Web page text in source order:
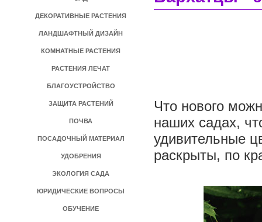
ДЕКОРАТИВНЫЕ РАСТЕНИЯ
ЛАНДШАФТНЫЙ ДИЗАЙН
КОМНАТНЫЕ РАСТЕНИЯ
РАСТЕНИЯ ЛЕЧАТ
БЛАГОУСТРОЙСТВО
ЗАЩИТА РАСТЕНИЙ
ПОЧВА
ПОСАДОЧНЫЙ МАТЕРИАЛ
УДОБРЕНИЯ
ЭКОЛОГИЯ САДА
ЮРИДИЧЕСКИЕ ВОПРОСЫ
ОБУЧЕНИЕ
Что нового
наших садах,
удивительные
раскрыты, по